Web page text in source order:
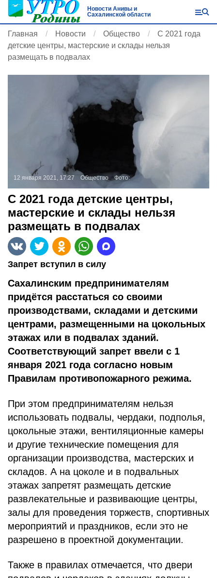
Новости Анивы и
Сахалинской области
Главная Новости Общество
С 2021 года
детские центры, мастерские и склады нельзя
размещать в подвалах
12 января 2021, 17:27 Общество Фото:
С 2021 года детские центры,
мастерские и склады нельзя
размещать в подвалах
Запрет вступил в силу
Сахалинским предпринимателям
придётся расстаться со своими
производствами, складами и детскими
центрами, размещенными на цокольных
этажах или в подвалах зданий.
Соответствующий запрет ввели с 1
января 2021 года согласно новым
Правилам противопожарного режима.
При этом предпринимателям нельзя
использовать подвалы, чердаки, подполья,
цокольные этажи, вентиляционные камеры
и другие технические помещения для
организации производства, мастерских и
складов. А на цоколе и в подвальных
этажах запретят размещать детские
развлекательные и развивающие центры,
залы для проведения торжеств, спортивных
мероприятий и праздников, если это не
разрешено в проектной документации.
Также в правилах отмечается, что двери